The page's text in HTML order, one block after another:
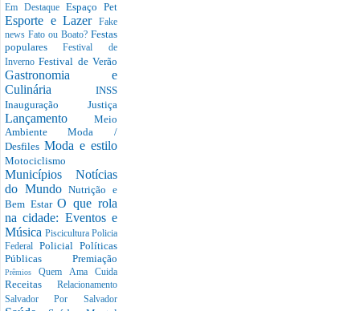
Em Destaque Espaço Pet
Esporte e Lazer
Fake
news Fato ou Boato? Festas
popularesFestival de
InvernoFestival de Verão
Gastronomia e
Culinária INSS
Inauguração Justiça
Lançamento Meio
AmbienteModa /
Desfiles Moda e estilo
Motociclismo
Municípios Notícias
do MundoNutrição e
Bem EstarO que rola
na cidade: Eventos e
Música Piscicultura Policia
Federal Policial Políticas
Públicas Premiação
PrêmiosQuem Ama Cuida
Receitas Relacionamento
Salvador Por Salvador